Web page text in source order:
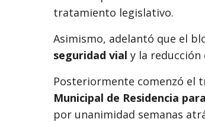
tratamiento legislativo.
Asimismo, adelantó que el
seguridad vial y la
Posteriormente comenzó el
Municipal de Residencia
por unanimidad semanas